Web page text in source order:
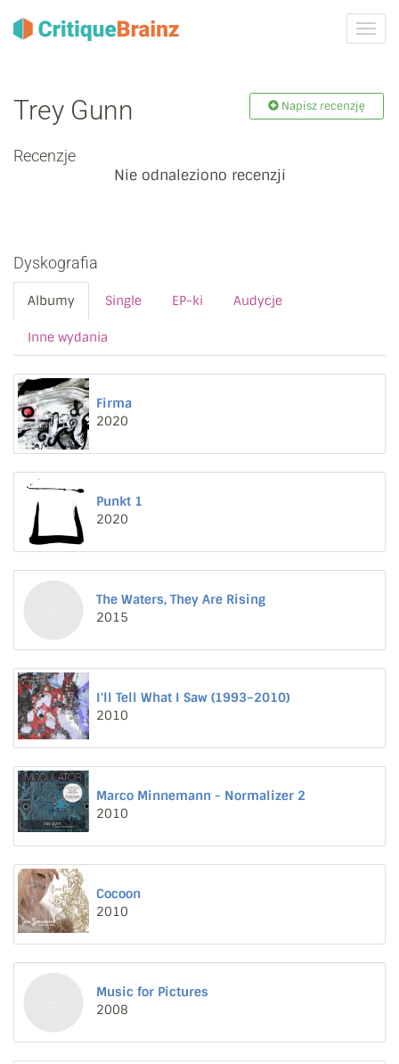
Trey Gunn Napisz recenzję
Recenzje
Nie odnaleziono recenzji
Dyskografia
Albumy Single EP-ki Audycje
Inne wydania
Firma
2020
Punkt 1
2020
The Waters, They Are Rising
2015
I'll Tell What I Saw (1993–2010)
2010
Marco Minnemann - Normalizer 2
2010
Cocoon
2010
Music for Pictures
2008